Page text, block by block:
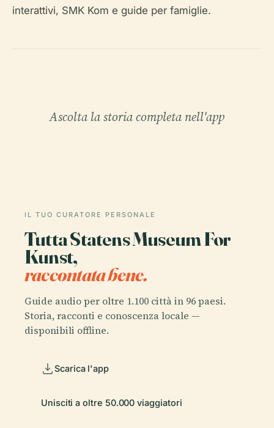
interattivi, SMK Kom e guide per famiglie.
Ascolta la storia completa nell'app
IL TUO CURATORE PERSONALE
Tutta Statens Museum For
Kunst,
raccontata bene.
Guide audio per oltre 1.100 città in 96 paesi.
Storia, racconti e conoscenza locale —
disponibili offline.
Scarica l'app
Unisciti a oltre 50.000 viaggiatori